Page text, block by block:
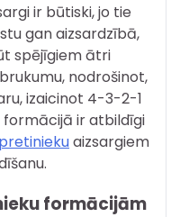
ir būtiski, jo tie
gan aizsardzībā,
spējīgiem ātri
nodrošinot,
izaicinot 4-3-2-1
formācijā ir atbildīgi
aizsargiem
formācijām